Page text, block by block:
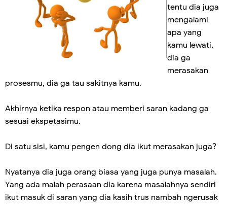
tentu dia juga
mengalami
apa yang
kamu lewati,
dia ga
merasakan
prosesmu, dia ga tau sakitnya kamu.
Akhirnya ketika respon atau memberi saran kadang ga
sesuai ekspetasimu.
Di satu sisi, kamu pengen dong dia ikut merasakan juga?
Nyatanya dia juga orang biasa yang juga punya masalah.
Yang ada malah perasaan dia karena masalahnya sendiri
ikut masuk di saran yang dia kasih trus nambah ngerusak